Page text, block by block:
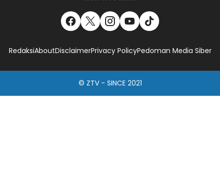
RedaksiAboutDisclaimerPrivacy PolicyPedoman Media Siber
© ZTV - SINCE 2021